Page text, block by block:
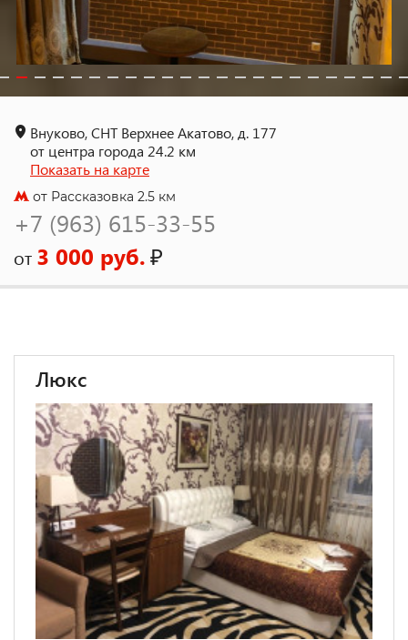
Внуково, СНТ Верхнее Акатово, д. 177
от центра города 24.2 км
Показать на карте
от Рассказовка 2.5 км
+7 (963) 615-33-55
от 3 000 руб.₽
Люкс